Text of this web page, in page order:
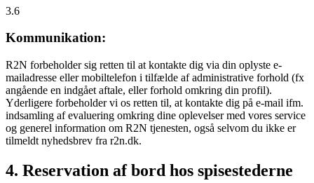
3.6
Kommunikation:
R2N forbeholder sig retten til at kontakte dig via din oplyste e-
mailadresse eller mobiltelefon i tilfælde af administrative forhold (fx
angående en indgået aftale, eller forhold omkring din profil).
Yderligere forbeholder vi os retten til, at kontakte dig på e-mail ifm.
indsamling af evaluering omkring dine oplevelser med vores service
og generel information om R2N tjenesten, også selvom du ikke er
tilmeldt nyhedsbrev fra r2n.dk.
4. Reservation af bord hos spisestederne